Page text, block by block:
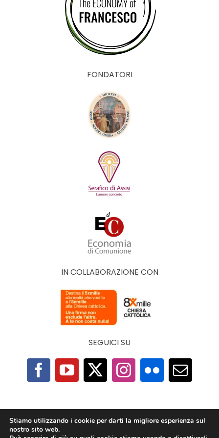
FONDATORI
IN COLLABORAZIONE CON
SEGUICI SU
F.A.Q.|Privacy Policy|Cookie Policy|Contatti
Stiamo utilizzando i cookie per darti la migliore esperienza sul
nostro sito web.